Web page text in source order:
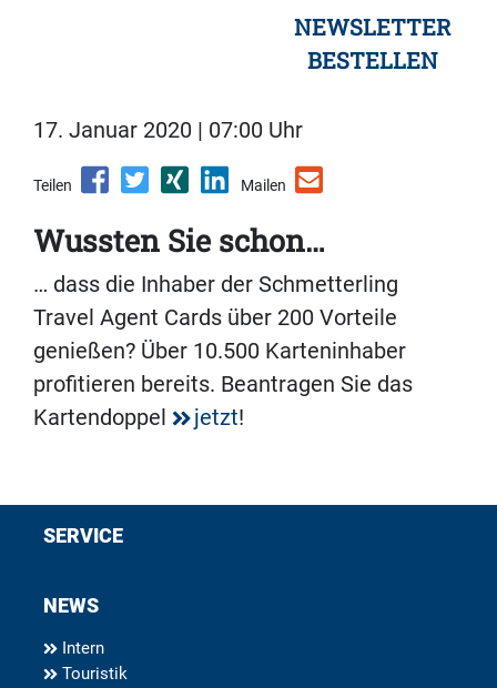
NEWSLETTER
BESTELLEN
17. Januar 2020 | 07:00 Uhr
Teilen Mailen
Wussten Sie schon…
… dass die Inhaber der Schmetterling
Travel Agent Cards über 200 Vorteile
genießen? Über 10.500 Karteninhaber
profitieren bereits. Beantragen Sie das
Kartendoppel
jetzt!
SERVICE
NEWS
Intern
Touristik